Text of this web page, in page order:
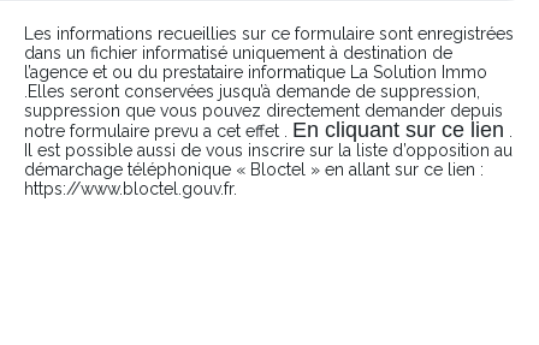
Les informations recueillies sur ce formulaire sont enregistrées
dans un fichier informatisé uniquement à destination de
l’agence et ou du prestataire informatique La Solution Immo
.Elles seront conservées jusqu’à demande de suppression,
suppression que vous pouvez directement demander depuis
notre formulaire prevu a cet effet . En cliquant sur ce lien
Il est possible aussi de vous inscrire sur la liste d’opposition au
démarchage téléphonique « Bloctel » en allant sur ce lien :
https://www.bloctel.gouv.fr.